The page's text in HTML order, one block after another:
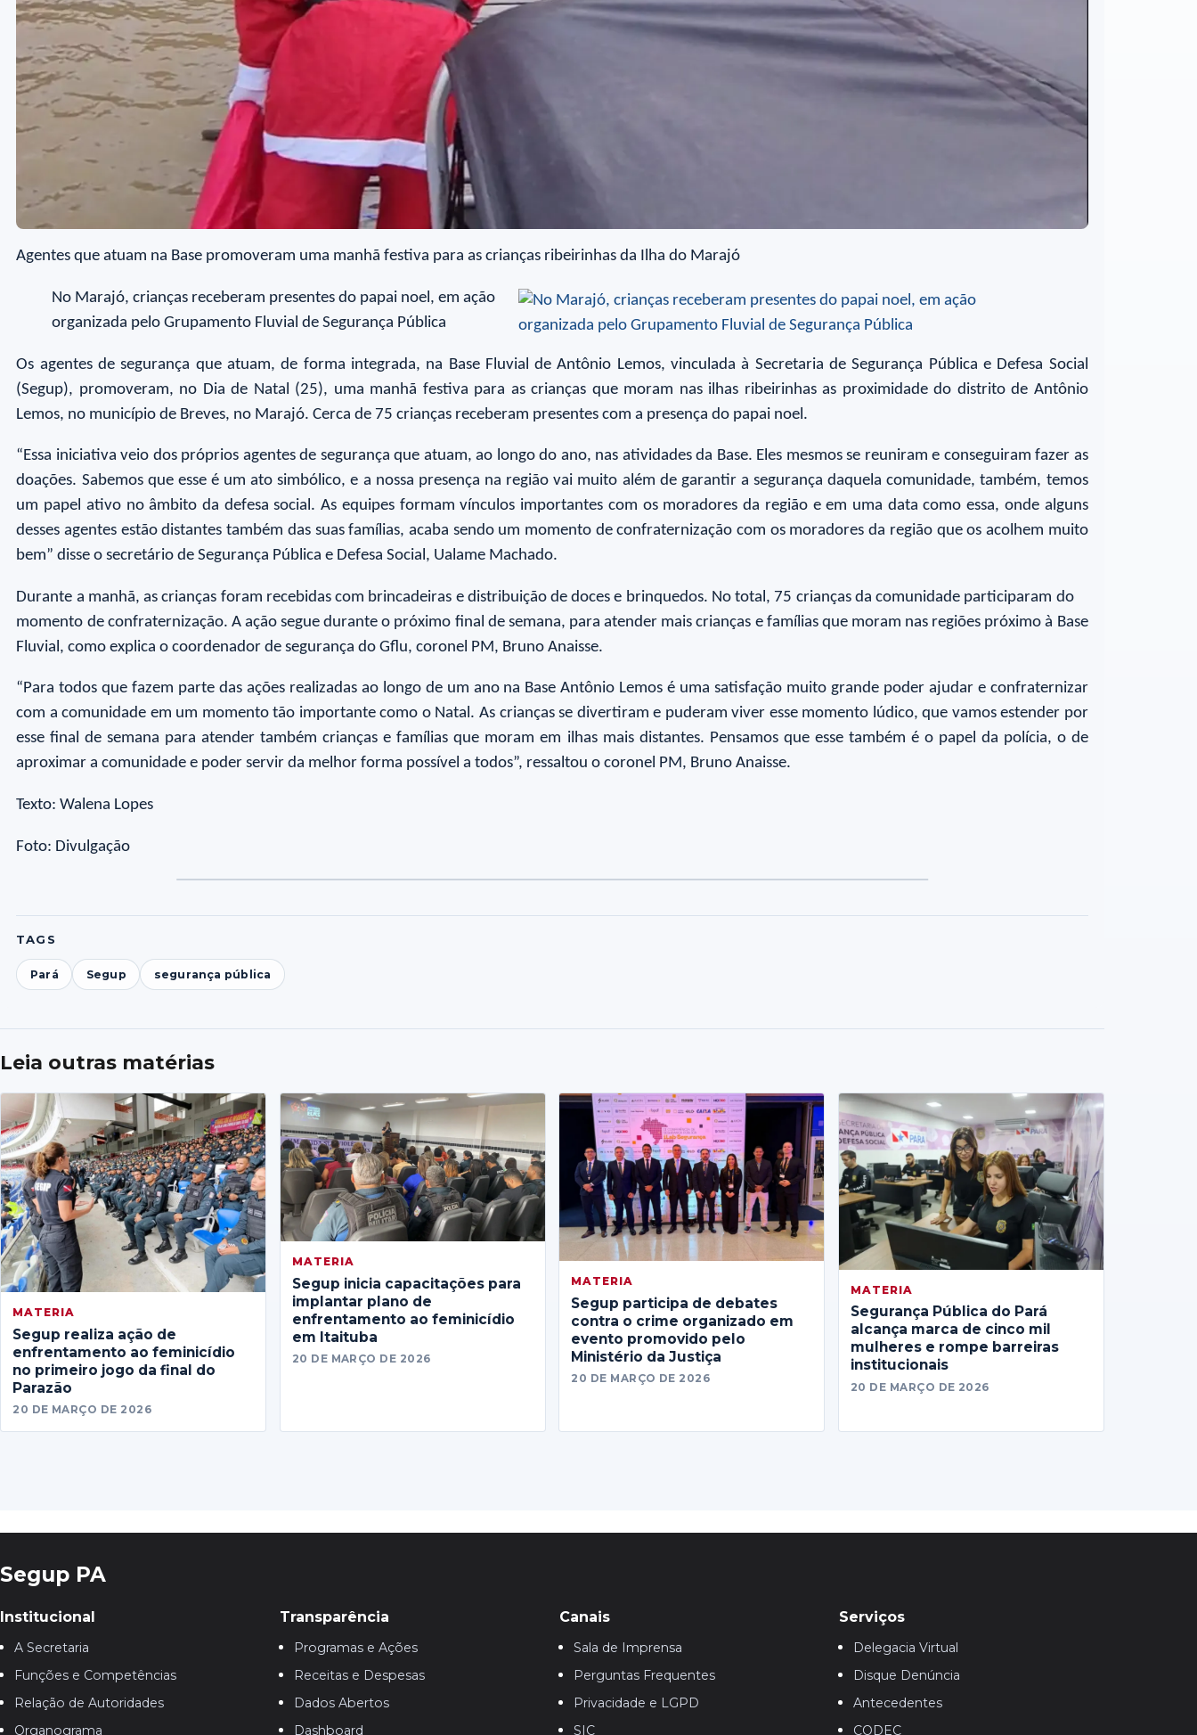
Agentes que atuam na Base promoveram uma manhã festiva para as crianças ribeirinhas da Ilha do Marajó
No Marajó, crianças receberam presentes do papai noel, em ação
organizada pelo Grupamento Fluvial de Segurança Pública
Os agentes de segurança que atuam, de forma integrada, na Base Fluvial de Antônio Lemos, vinculada à Secretaria de Segurança Pública e Defesa Social
(Segup), promoveram, no Dia de Natal (25), uma manhã festiva para as crianças que moram nas ilhas ribeirinhas as proximidade do distrito de Antônio
Lemos, no município de Breves, no Marajó. Cerca de 75 crianças receberam presentes com a presença do papai noel.
“Essa iniciativa veio dos próprios agentes de segurança que atuam, ao longo do ano, nas atividades da Base. Eles mesmos se reuniram e conseguiram fazer as
doações. Sabemos que esse é um ato simbólico, e a nossa presença na região vai muito além de garantir a segurança daquela comunidade, também, temos
um papel ativo no âmbito da defesa social. As equipes formam vínculos importantes com os moradores da região e em uma data como essa, onde alguns
desses agentes estão distantes também das suas famílias, acaba sendo um momento de confraternização com os moradores da região que os acolhem muito
bem” disse o secretário de Segurança Pública e Defesa Social, Ualame Machado.
Durante a manhã, as crianças foram recebidas com brincadeiras e distribuição de doces e brinquedos. No total, 75 crianças da comunidade participaram do
momento de confraternização. A ação segue durante o próximo final de semana, para atender mais crianças e famílias que moram nas regiões próximo à Base
Fluvial, como explica o coordenador de segurança do Gflu, coronel PM, Bruno Anaisse.
“Para todos que fazem parte das ações realizadas ao longo de um ano na Base Antônio Lemos é uma satisfação muito grande poder ajudar e confraternizar
com a comunidade em um momento tão importante como o Natal. As crianças se divertiram e puderam viver esse momento lúdico, que vamos estender por
esse final de semana para atender também crianças e famílias que moram em ilhas mais distantes. Pensamos que esse também é o papel da polícia, o de
aproximar a comunidade e poder servir da melhor forma possível a todos”, ressaltou o coronel PM, Bruno Anaisse.
Texto: Walena Lopes
Foto: Divulgação
TAGS
Pará Segup segurança pública
Leia outras matérias
MATERIA
Segup realiza ação de
enfrentamento ao feminicídio
no primeiro jogo da final do
Parazão
20 DE MARÇO DE 2026
MATERIA
Segup inicia capacitações para
implantar plano de
enfrentamento ao feminicídio
em Itaituba
20 DE MARÇO DE 2026
MATERIA
Segup participa de debates
contra o crime organizado em
evento promovido pelo
Ministério da Justiça
20 DE MARÇO DE 2026
MATERIA
Segurança Pública do Pará
alcança marca de cinco mil
mulheres e rompe barreiras
institucionais
20 DE MARÇO DE 2026
Segup PA
Institucional
A Secretaria
Funções e Competências
Relação de Autoridades
Organograma
Transparência
Programas e Ações
Receitas e Despesas
Dados Abertos
Dashboard
Canais
Sala de Imprensa
Perguntas Frequentes
Privacidade e LGPD
SIC
Serviços
Delegacia Virtual
Disque Denúncia
Antecedentes
CODEC